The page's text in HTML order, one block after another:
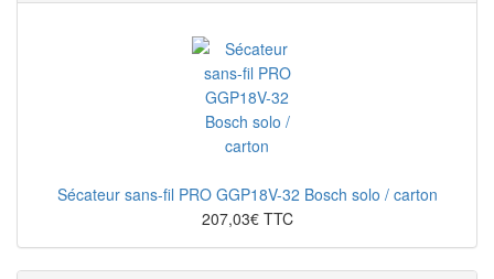
Sécateur sans-fil PRO GGP18V-32 Bosch solo / carton
207,03€ TTC